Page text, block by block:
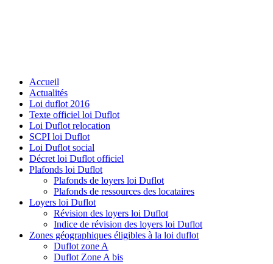
Accueil
Actualités
Loi duflot 2016
Texte officiel loi Duflot
Loi Duflot relocation
SCPI loi Duflot
Loi Duflot social
Décret loi Duflot officiel
Plafonds loi Duflot
Plafonds de loyers loi Duflot
Plafonds de ressources des locataires
Loyers loi Duflot
Révision des loyers loi Duflot
Indice de révision des loyers loi Duflot
Zones géographiques éligibles à la loi duflot
Duflot zone A
Duflot Zone A bis